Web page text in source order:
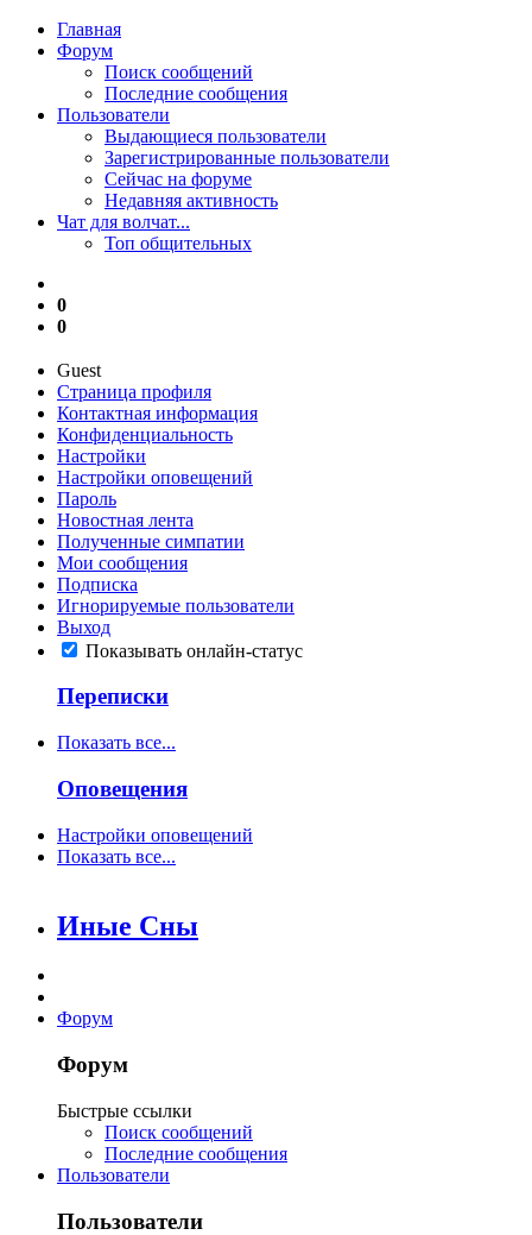
Главная
Форум
Поиск сообщений
Последние сообщения
Пользователи
Выдающиеся пользователи
Зарегистрированные пользователи
Сейчас на форуме
Недавняя активность
Чат для волчат...
Топ общительных
0
0
Guest
Страница профиля
Контактная информация
Конфиденциальность
Настройки
Настройки оповещений
Пароль
Новостная лента
Полученные симпатии
Мои сообщения
Подписка
Игнорируемые пользователи
Выход
Показывать онлайн-статус
Переписки
Показать все...
Оповещения
Настройки оповещений
Показать все...
Иные Сны
Форум
Форум
Быстрые ссылки
Поиск сообщений
Последние сообщения
Пользователи
Пользователи